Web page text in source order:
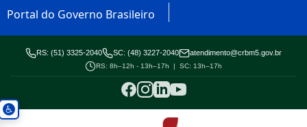
Portal do Governo Brasileiro
RS: (51) 3325-2040 SC: (48) 3227-2040 atendimento@crbm5.gov.br
RS: 8h–12h - 13h–17h | SC: 13h–17h